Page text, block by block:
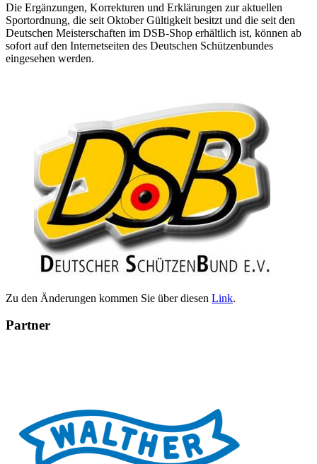
Die Ergänzungen, Korrekturen und Erklärungen zur aktuellen
Sportordnung, die seit Oktober Gültigkeit besitzt und die seit den
Deutschen Meisterschaften im DSB-Shop erhältlich ist, können ab
sofort auf den Internetseiten des Deutschen Schützenbundes
eingesehen werden.
Zu den Änderungen kommen Sie über diesen Link.
Partner